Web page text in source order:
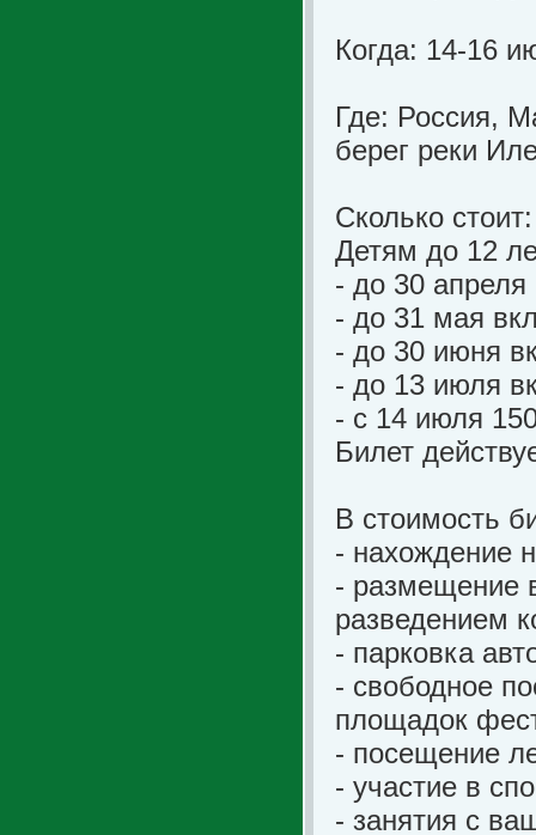
Когда: 14-16
Где: Россия,
берег реки
Сколько стоит:
Детям до 12
- до 30
- до 31 мая
- до 30 июня
- до 13 июля
- с 14 июля
Билет
В стоимость
- нахождение
- размещение
разведением
- парковка
- свободное
площадок
- посещение
- участие в
- занятия с